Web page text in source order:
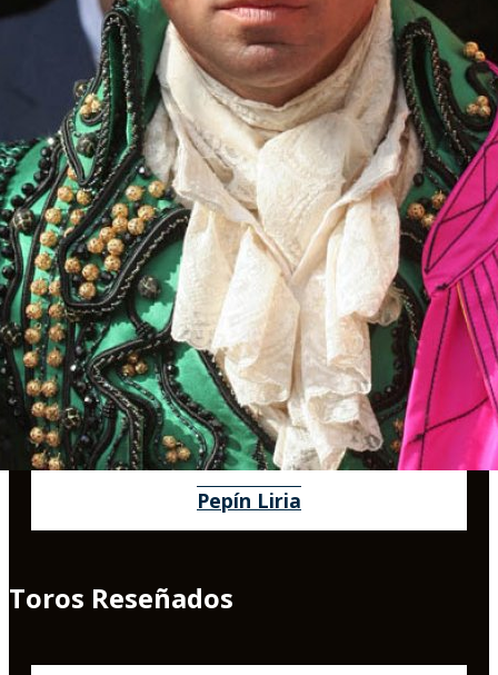
Pepín Liria
Toros Reseñados